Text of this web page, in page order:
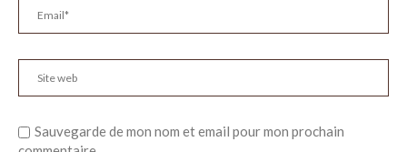
Sauvegarde de mon nom et email pour mon prochain